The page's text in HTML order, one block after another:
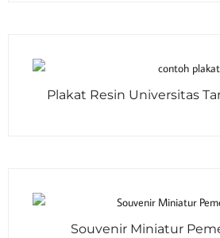
Plakat Resin Universitas
Souvenir Miniatur